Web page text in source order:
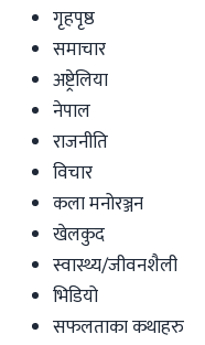
गृहपृष्ठ
समाचार
अष्ट्रेलिया
नेपाल
राजनीति
विचार
कला मनोरञ्जन
खेलकुद
स्वास्थ्य/जीवनशैली
भिडियो
सफलताका कथाहरु